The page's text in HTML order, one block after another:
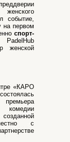
женского
событие,
на первом
спорт-
женской
«КАРО
комедии
с